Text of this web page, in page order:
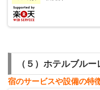
（５）ホテルブル
宿のサービスや設備の特